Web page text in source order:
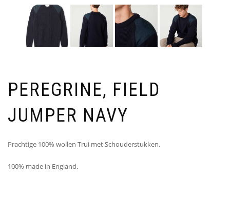
PEREGRINE, FIELD
JUMPER NAVY
Prachtige 100% wollen Trui met Schouderstukken.
100% made in England.